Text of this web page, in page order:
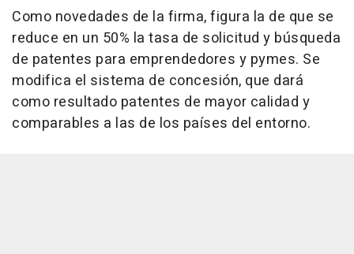
Como novedades de la firma, figura la de que se
reduce en un 50% la tasa de solicitud y búsqueda
de patentes para emprendedores y pymes. Se
modifica el sistema de concesión, que dará
como resultado patentes de mayor calidad y
comparables a las de los países del entorno.